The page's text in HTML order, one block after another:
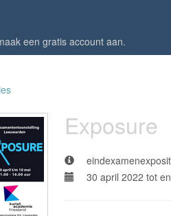
een gratis account aan.
Exposure
30 april 2022 tot